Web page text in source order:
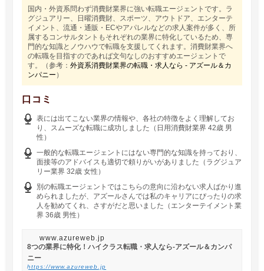
国内・外資系問わず消費財業界に強い転職エージェントです。ラ
グジュアリー、日曜消費財、スポーツ、アウトドア、エンターテ
イメント、流通・通販・ECやアパレルなどの求人案件が多く、所
属するコンサルタントもそれぞれの業界に特化しているため、専
門的な知識とノウハウで転職を支援してくれます。消費財業界へ
の転職を目指すのであれば文句なしのおすすめエージェントで
す。（参考：外資系消費財業界の転職・求人なら - アズール＆カ
ンパニー ）
口コミ
表には出てこない業界の情報や、各社の特徴をよく理解してお
り、スムーズな転職に成功しました（日用消費財業界 42歳 男
性）
一般的な転職エージェントにはない専門的な知識を持っており、
面接等のアドバイスも適切で頼りがいがありました（ラグジュア
リー業界 32歳 女性）
別の転職エージェントではこちらの意向に沿わない求人ばかり進
められましたが、アズールさんでは私のキャリアにぴったりの求
人を勧めてくれ、さすがだと思いました（エンターテイメント業
界 36歳 男性）
www.azureweb.jp
8つの業界に特化！ハイクラス転職・求人なら-アズール＆カンパ
ニー
https://www.azureweb.jp